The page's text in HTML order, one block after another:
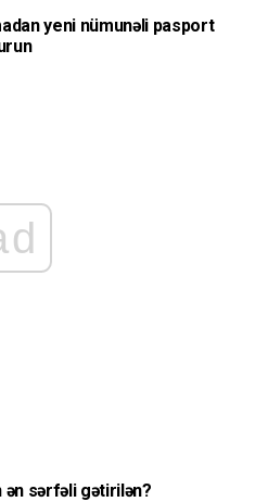
yeni nümunəli pasport
ən sərfəli gətirilən?